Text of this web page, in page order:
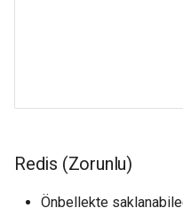
Redis (Zorunlu)
Önbellekte